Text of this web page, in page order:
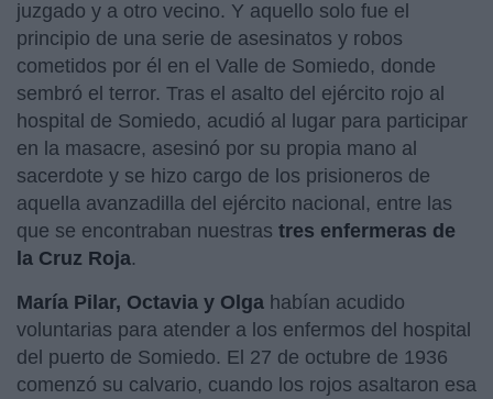
juzgado y a otro vecino. Y aquello solo fue el
principio de una serie de asesinatos y robos
cometidos por él en el Valle de Somiedo, donde
sembró el terror. Tras el asalto del ejército rojo al
hospital de Somiedo, acudió al lugar para participar
en la masacre, asesinó por su propia mano al
sacerdote y se hizo cargo de los prisioneros de
aquella avanzadilla del ejército nacional, entre las
que se encontraban nuestras tres enfermeras de
la Cruz Roja.
María Pilar, Octavia y Olga habían acudido
voluntarias para atender a los enfermos del hospital
del puerto de Somiedo. El 27 de octubre de 1936
comenzó su calvario, cuando los rojos asaltaron esa